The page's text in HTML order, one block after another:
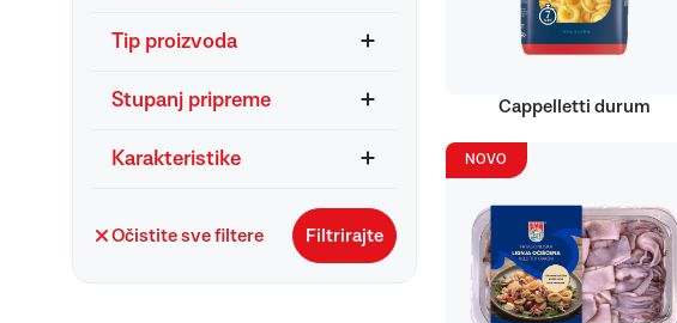
Tip proizvoda
Stupanj pripreme
Karakteristike
Očistite sve filtere Filtrirajte
Cappelletti durum
NOVO